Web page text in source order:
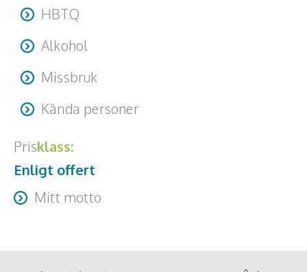
HBTQ
Alkohol
Missbruk
Kända personer
Prisklass:
Enligt offert
Mitt motto